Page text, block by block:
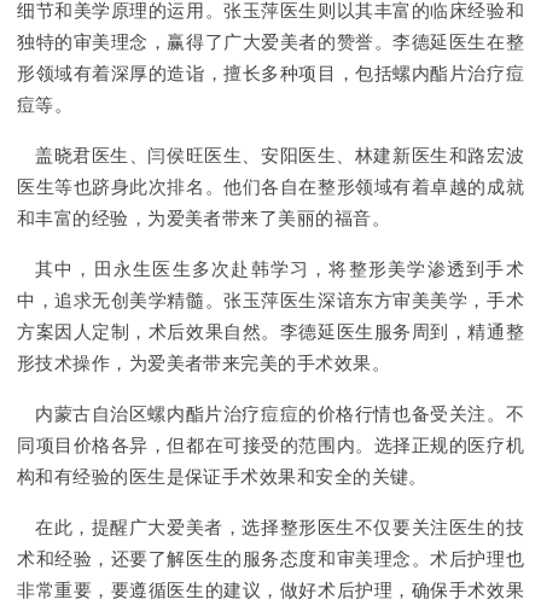
细节和美学原理的运用。张玉萍医生则以其丰富的临床经验和
独特的审美理念，赢得了广大爱美者的赞誉。李德延医生在整
形领域有着深厚的造诣，擅长多种项目，包括螺内酯片治疗痘
痘等。
盖晓君医生、闫侯旺医生、安阳医生、林建新医生和路宏波
医生等也跻身此次排名。他们各自在整形领域有着卓越的成就
和丰富的经验，为爱美者带来了美丽的福音。
其中，田永生医生多次赴韩学习，将整形美学渗透到手术
中，追求无创美学精髓。张玉萍医生深谙东方审美美学，手术
方案因人定制，术后效果自然。李德延医生服务周到，精通整
形技术操作，为爱美者带来完美的手术效果。
内蒙古自治区螺内酯片治疗痘痘的价格行情也备受关注。不
同项目价格各异，但都在可接受的范围内。选择正规的医疗机
构和有经验的医生是保证手术效果和安全的关键。
在此，提醒广大爱美者，选择整形医生不仅要关注医生的技
术和经验，还要了解医生的服务态度和审美理念。术后护理也
非常重要，要遵循医生的建议，做好术后护理，确保手术效果